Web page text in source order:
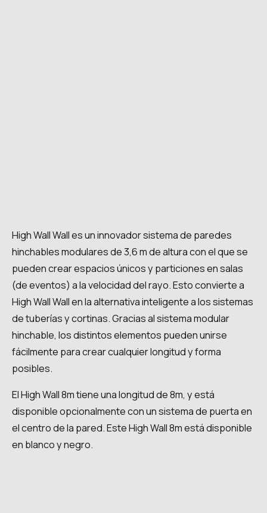
High Wall Wall es un innovador sistema de paredes
hinchables modulares de 3,6 m de altura con el que se
pueden crear espacios únicos y particiones en salas
(de eventos) a la velocidad del rayo. Esto convierte a
High Wall Wall en la alternativa inteligente a los sistemas
de tuberías y cortinas. Gracias al sistema modular
hinchable, los distintos elementos pueden unirse
fácilmente para crear cualquier longitud y forma
posibles.
El High Wall 8m tiene una longitud de 8m, y está
disponible opcionalmente con un sistema de puerta en
el centro de la pared. Este High Wall 8m está disponible
en blanco y negro.